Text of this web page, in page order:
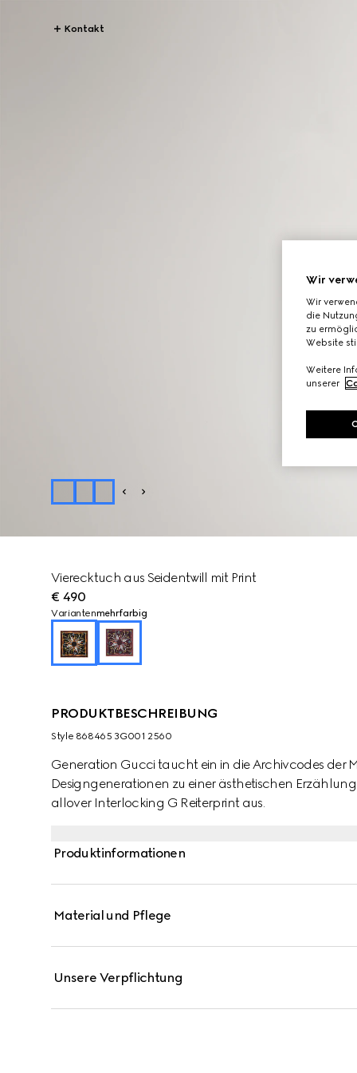
Kontakt
Vierecktuch aus Seidentwill mit Print
€ 490
Variantenmehrfarbig
PRODUKTBESCHREIBUNG
Style ‎868465 3G001 2560
Generation Gucci taucht ein in die Archivcodes der
Designgenerationen zu einer ästhetischen
allover Interlocking G Reiterprint aus.
Produktinformationen
Material und Pflege
Unsere Verpflichtung
Wir
Wir
die
zu
Website
Weitere
unserer